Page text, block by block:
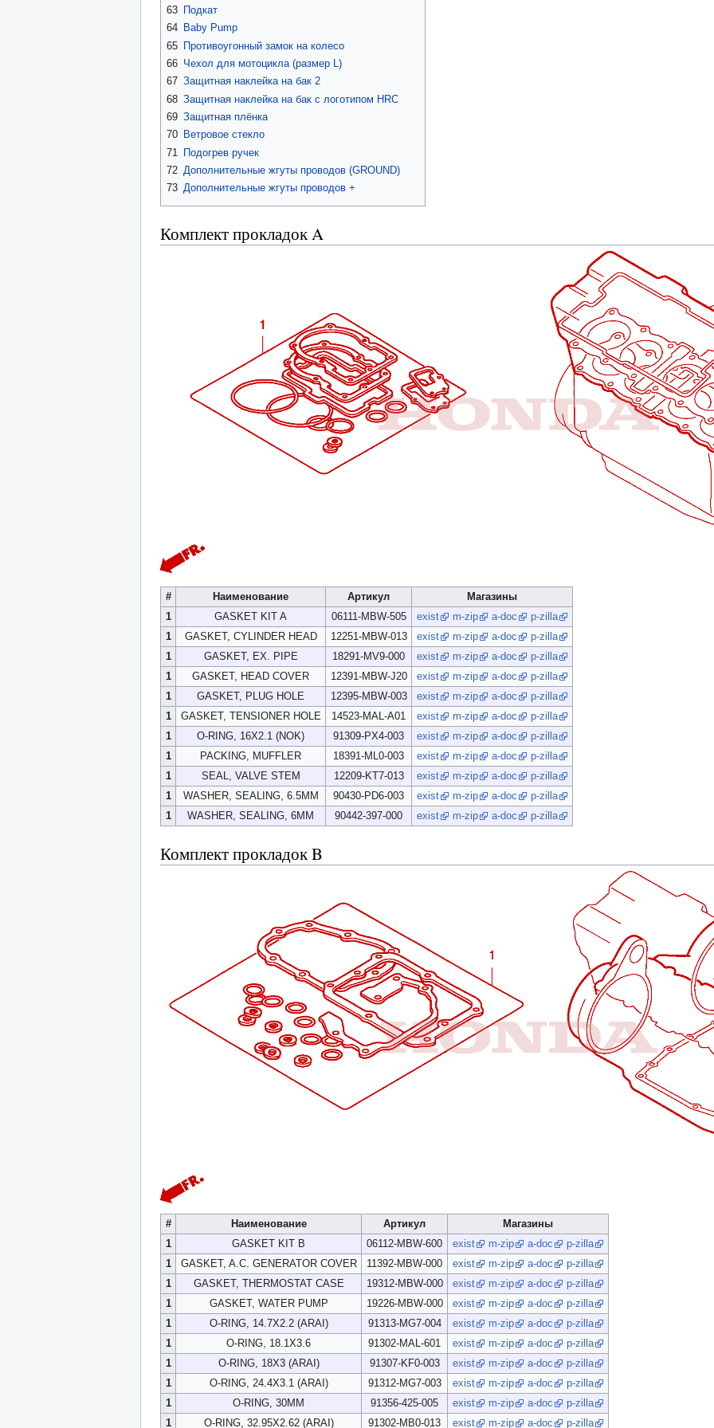
63 Подкат
64 Baby Pump
65 Противоугонный замок на колесо
66 Чехол для мотоцикла (размер L)
67 Защитная наклейка на бак 2
68 Защитная наклейка на бак с логотипом HRC
69 Защитная плёнка
70 Ветровое стекло
71
Подогрев ручек
72 Дополнительные жгуты проводов (GROUND)
73 Дополнительные жгуты проводов +
Комплект прокладок A
# Наименование Артикул
Магазины
1
GASKET KIT A 06111-MBW-505 exist m-zip a-doc
p-zilla
1
GASKET, CYLINDER HEAD 12251-MBW-013 exist m-zip a-doc
p-zilla
1
GASKET, EX. PIPE 18291-MV9-000 exist m-zip a-doc
p-zilla
1
GASKET, HEAD COVER 12391-MBW-J20 exist m-zip a-doc
p-zilla
1
GASKET, PLUG HOLE 12395-MBW-003 exist m-zip a-doc
p-zilla
1
GASKET, TENSIONER HOLE 14523-MAL-A01 exist m-zip a-doc
p-zilla
1
O-RING, 16X2.1 (NOK) 91309-PX4-003 exist m-zip a-doc
p-zilla
1
PACKING, MUFFLER 18391-ML0-003 exist m-zip a-doc
p-zilla
1
SEAL, VALVE STEM 12209-KT7-013 exist m-zip a-doc
p-zilla
1
WASHER, SEALING, 6.5MM 90430-PD6-003 exist m-zip a-doc
p-zilla
1
WASHER, SEALING, 6MM 90442-397-000 exist m-zip a-doc p-zilla
Комплект прокладок B
# Наименование Артикул
Магазины
1
GASKET KIT B 06112-MBW-600 exist m-zip a-doc
p-zilla
1
GASKET, A.C. GENERATOR COVER 11392-MBW-000 exist m-zip a-doc
p-zilla
1
GASKET, THERMOSTAT CASE 19312-MBW-000 exist m-zip a-doc
p-zilla
1
GASKET, WATER PUMP 19226-MBW-000 exist m-zip a-doc
p-zilla
1
O-RING, 14.7X2.2 (ARAI) 91313-MG7-004 exist m-zip a-doc
p-zilla
1
O-RING, 18.1X3.6 91302-MAL-601 exist m-zip a-doc
p-zilla
1
O-RING, 18X3 (ARAI) 91307-KF0-003 exist m-zip a-doc
p-zilla
1
O-RING, 24.4X3.1 (ARAI) 91312-MG7-003 exist m-zip a-doc
p-zilla
1
O-RING, 30MM 91356-425-005 exist m-zip a-doc
p-zilla
1
O-RING, 32.95X2.62 (ARAI) 91302-MB0-013 exist m-zip a-doc p-zilla